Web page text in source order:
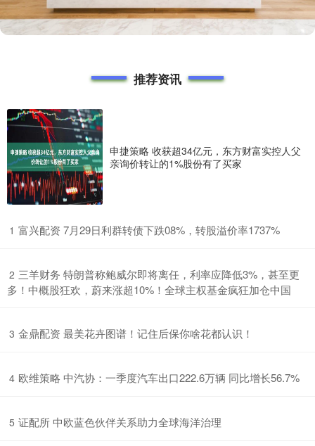
推荐资讯
申捷策略 收获超34亿元，东方财富实控人父
亲询价转让的1%股份有了买家
1 ​富兴配资 7月29日利群转债下跌08%，转股溢价率1737%
2 ​三羊财务 特朗普称鲍威尔即将离任，利率应降低3%，甚至更
多！中概股狂欢，蔚来涨超10%！全球主权基金疯狂加仓中国
3 ​金鼎配资 最美花卉图谱！记住后保你啥花都认识！
4 ​欧维策略 中汽协：一季度汽车出口222.6万辆 同比增长56.7%
5 ​证配所 中欧蓝色伙伴关系助力全球海洋治理